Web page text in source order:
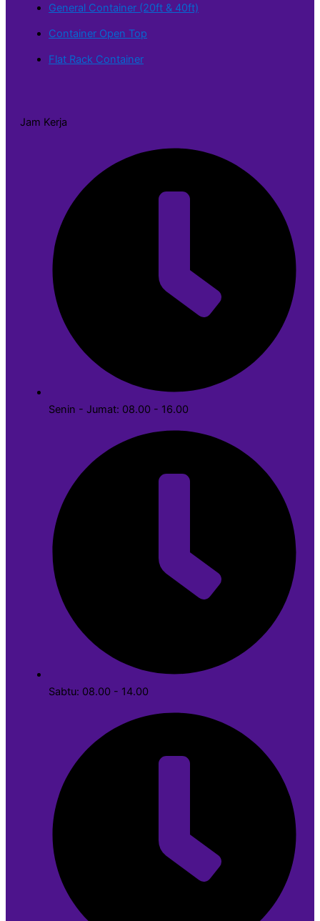
General Container (20ft & 40ft)
Container Open Top
Flat Rack Container
Jam Kerja
Senin - Jumat: 08.00 - 16.00
Sabtu: 08.00 - 14.00